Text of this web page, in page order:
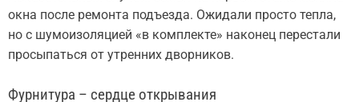
окна после ремонта подъезда. Ожидали просто тепла,
но с шумоизоляцией «в комплекте» наконец перестали
просыпаться от утренних дворников.
Фурнитура – сердце открывания